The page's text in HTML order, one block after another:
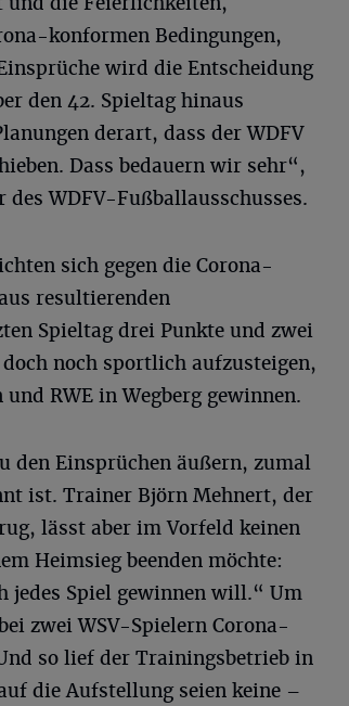
konformen Bedingungen,
wird die Entscheidung
den 42. Spieltag hinaus
derart, dass der WDFV
Dass bedauern wir sehr“,
WDFV-Fußballausschusses.
sich gegen die Corona-
resultierenden
Spieltag drei Punkte und zwei
noch sportlich aufzusteigen,
RWE in Wegberg gewinnen.
den Einsprüchen äußern, zumal
ist. Trainer Björn Mehnert, der
lässt aber im Vorfeld keinen
Heimsieg beenden möchte:
jedes Spiel gewinnen will.“ Um
zwei WSV-Spielern Corona-
so lief der Trainingsbetrieb in
die Aufstellung seien keine –